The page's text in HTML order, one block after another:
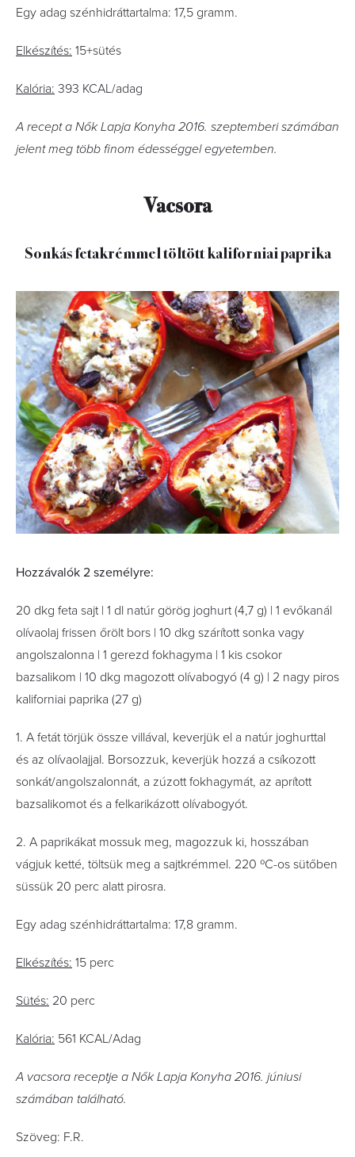
Egy adag szénhidráttartalma: 17,5 gramm.
Elkészítés: 15+sütés
Kalória: 393 KCAL/adag
A recept a Nők Lapja Konyha 2016. szeptemberi számában
jelent meg több finom édességgel egyetemben.
Vacsora
Sonkás fetakrémmel töltött kaliforniai paprika
Hozzávalók 2 személyre:
20 dkg feta sajt | 1 dl natúr görög joghurt (4,7 g) | 1 evőkanál
olívaolaj frissen őrölt bors | 10 dkg szárított sonka vagy
angolszalonna | 1 gerezd fokhagyma | 1 kis csokor
bazsalikom | 10 dkg magozott olívabogyó (4 g) | 2 nagy piros
kaliforniai paprika (27 g)
1. A fetát törjük össze villával, keverjük el a natúr joghurttal
és az olívaolajjal. Borsozzuk, keverjük hozzá a csíkozott
sonkát/angolszalonnát, a zúzott fokhagymát, az aprított
bazsalikomot és a felkarikázott olívabogyót.
2. A paprikákat mossuk meg, magozzuk ki, hosszában
vágjuk ketté, töltsük meg a sajtkrémmel. 220 ºC-os sütőben
süssük 20 perc alatt pirosra.
Egy adag szénhidráttartalma: 17,8 gramm.
Elkészítés: 15 perc
Sütés: 20 perc
Kalória: 561 KCAL/Adag
A vacsora receptje a Nők Lapja Konyha 2016. júniusi
számában található.
Szöveg: F.R.